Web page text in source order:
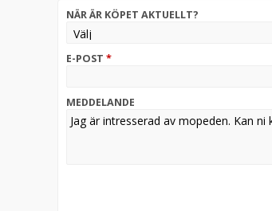
Finansiering via Länsförsäkringar
besök för att kunna ge er bästa
NÄR ÄR KÖPET AKTUELLT?
E-POST *
MEDDELANDE